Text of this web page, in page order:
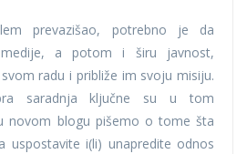
prevazišao, potrebno je da
medije, a potom i širu javnost,
radu i približe im svoju misiju.
saradnja ključne su u tom
novom blogu pišemo o tome šta
uspostavite i(li) unapredite odnos